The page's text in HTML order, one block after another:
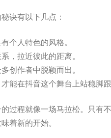
诀有以下几点：
个人特色的风格。
，拉近彼此的距离。
创作者中脱颖而出。
能在抖音这个舞台上站稳脚跟
过程就像一场马拉松。只有
着新的开始。